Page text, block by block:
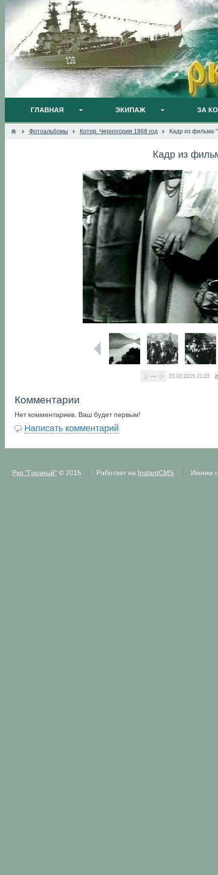
ГЛАВНАЯ ЭКИПАЖ ЗА
Фотоальбомы Котор. Черногория 1968 год Кадр из фильма
Кадр из
— 23.03.201521:23
Комментарии
Нет комментариев. Ваш будет первым!
Написать комментарий
Ркр "Грозный"© 2015 Работает на InstantCMS Иконки